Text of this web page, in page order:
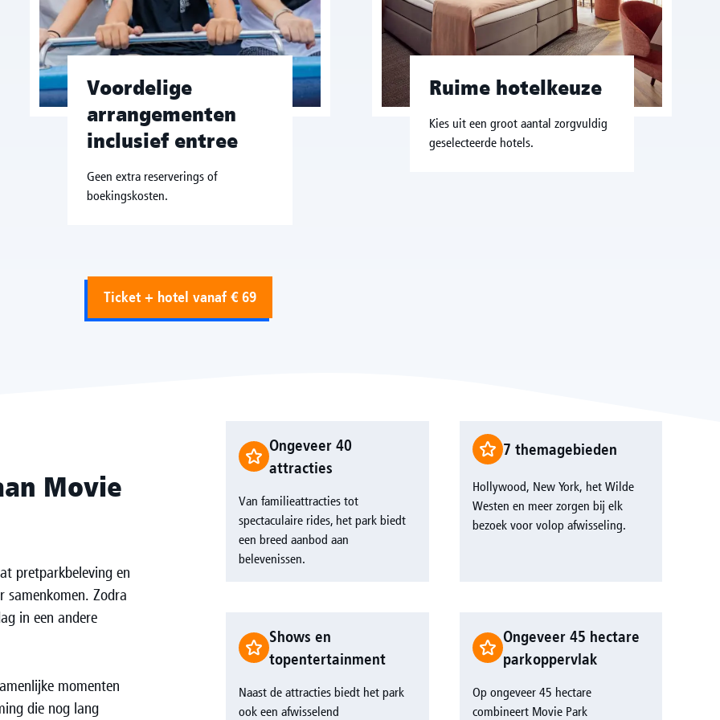
Voordelige
arrangementen
inclusief entree
Geen extra reserverings of
boekingskosten.
Ruime hotelkeuze
Kies uit een groot aantal zorgvuldig
geselecteerde hotels.
Ticket + hotel vanaf € 69
Movie
pretparkbeleving en
samenkomen. Zodra
in een andere
momenten
die nog lang
Ongeveer 40
attracties
Van familieattracties tot
spectaculaire rides, het park biedt
een breed aanbod aan
belevenissen.
7 themagebieden
Hollywood, New York, het Wilde
Westen en meer zorgen bij elk
bezoek voor volop afwisseling.
Shows en
topentertainment
Naast de attracties biedt het park
ook een afwisselend
Ongeveer 45 hectare
parkoppervlak
Op ongeveer 45 hectare
combineert Movie Park